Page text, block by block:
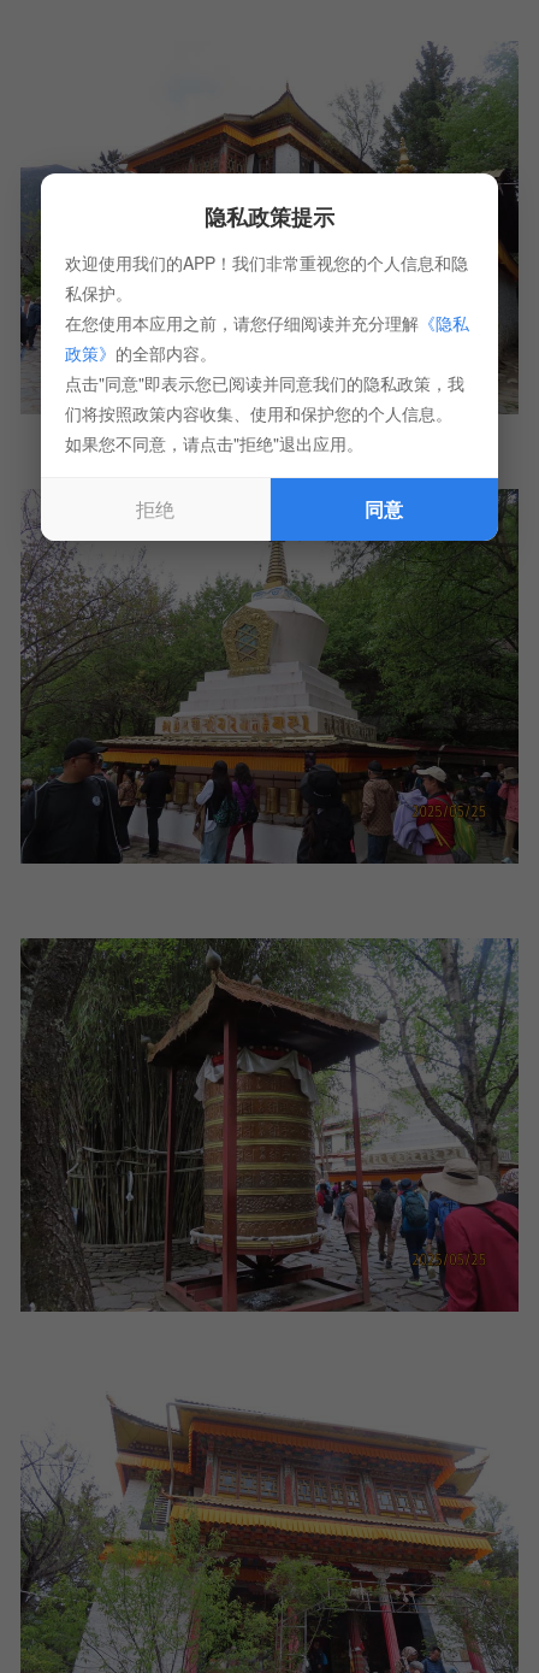
隐私政策提示
欢迎使用我们的APP！我们非常重视您的个人信息和隐
私保护。
在您使用本应用之前，请您仔细阅读并充分理解《隐私
政策》 的全部内容。
点击"同意"即表示您已阅读并同意我们的隐私政策，我
们将按照政策内容收集、使用和保护您的个人信息。
如果您不同意，请点击"拒绝"退出应用。
拒绝 同意